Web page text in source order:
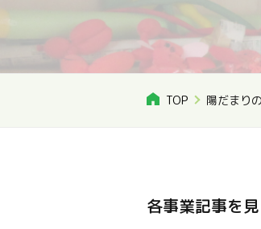
TOP 陽だまり
各事業記事を